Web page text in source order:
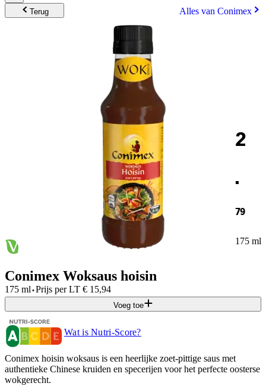
Terug Alles van Conimex
2
.
79
175 ml
Conimex Woksaus hoisin
175 ml·Prijs per LT € 15,94
Voeg toe
Wat is Nutri-Score?
Conimex hoisin woksaus is een heerlijke zoet-pittige saus met
authentieke Chinese kruiden en specerijen voor het perfecte oosterse
wokgerecht.